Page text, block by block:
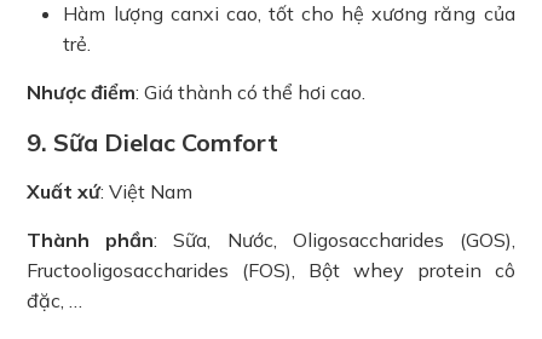
Hàm lượng canxi cao, tốt cho hệ xương răng của
trẻ.
Nhược điểm: Giá thành có thể hơi cao.
9. Sữa Dielac Comfort
Xuất xứ: Việt Nam
Thành phần: Sữa, Nước, Oligosaccharides (GOS),
Fructooligosaccharides (FOS), Bột whey protein cô
đặc, …